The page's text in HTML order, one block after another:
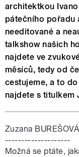
architektkou
pátečního pořadu
needitované a
talkshow našich
najdete ve
měsíců, tedy od
cestujeme, a to
najdete s titulkem
Zuzana
--------------------
Možná se ptáte,